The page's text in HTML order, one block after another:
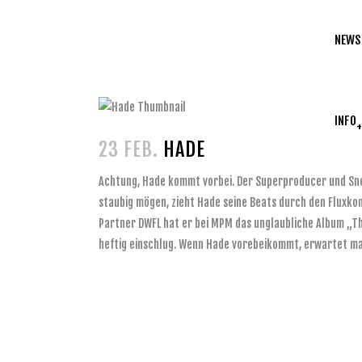
NEWS
INFO
23 FEB. HADE
Achtung, Hade kommt vorbei. Der Superproducer und
staubig mögen, zieht Hade seine Beats durch den
Partner DWFL hat er bei MPM das unglaubliche Album
heftig einschlug. Wenn Hade vorebeikommt, erwartet